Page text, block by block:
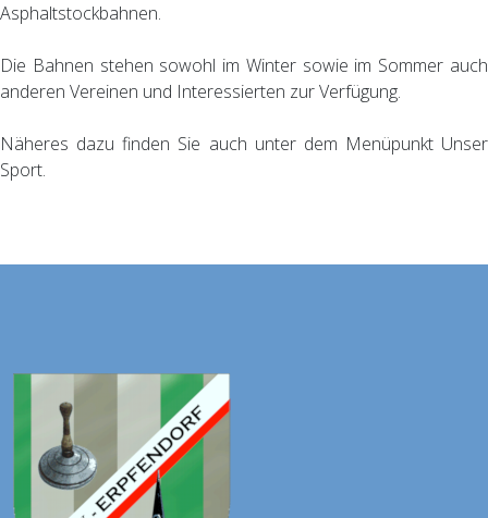
Asphaltstockbahnen.
Die Bahnen stehen sowohl im Winter sowie im Sommer auch
anderen Vereinen und Interessierten zur Verfügung.
Näheres dazu finden Sie auch unter dem Menüpunkt Unser
Sport.